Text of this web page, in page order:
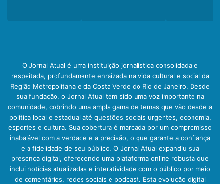
O Jornal Atual é uma instituição jornalística consolidada e
respeitada, profundamente enraizada na vida cultural e social da
Região Metropolitana e da Costa Verde do Rio de Janeiro. Desde
sua fundação, o Jornal Atual tem sido uma voz importante na
comunidade, cobrindo uma ampla gama de temas que vão desde a
política local e estadual até questões sociais urgentes, economia,
esportes e cultura. Sua cobertura é marcada por um compromisso
inabalável com a verdade e a precisão, o que garante a confiança
e a fidelidade de seu público. O Jornal Atual expandiu sua
presença digital, oferecendo uma plataforma online robusta que
inclui notícias atualizadas e interatividade com o público por meio
de comentários, redes sociais e podcast. Esta evolução digital